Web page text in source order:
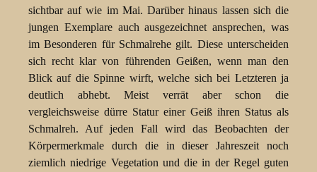
sichtbar auf wie im Mai. Darüber hinaus lassen sich die
jungen Exemplare auch ausgezeichnet ansprechen, was
im Besonderen für Schmalrehe gilt. Diese unterscheiden
sich recht klar von führenden Geißen, wenn man den
Blick auf die Spinne wirft, welche sich bei Letzteren ja
deutlich abhebt. Meist verrät aber schon die
vergleichsweise dürre Statur einer Geiß ihren Status als
Schmalreh. Auf jeden Fall wird das Beobachten der
Körpermerkmale durch die in dieser Jahreszeit noch
ziemlich niedrige Vegetation und die in der Regel guten